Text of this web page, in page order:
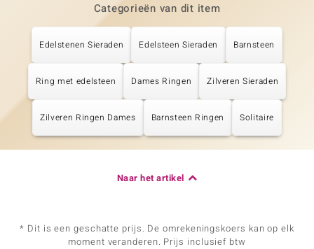
Categorieën van dit item
Edelstenen Sieraden Edelsteen Sieraden Barnsteen
Ring met edelsteen Dames Ringen Zilveren Sieraden
Zilveren Ringen Dames Barnsteen Ringen Solitaire
Naar het artikel
* Dit is een geschatte prijs. De omrekeningskoers kan op elk
moment veranderen. Prijs inclusief btw